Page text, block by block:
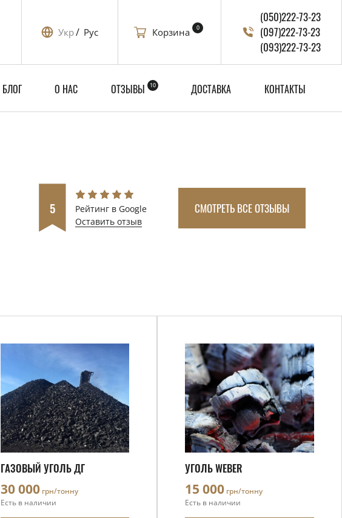
Укр Рус Корзина 0
(050)222-73-23
(097)222-73-23
(093)222-73-23
БЛОГ О НАС ОТЗЫВЫ 10 ДОСТАВКА КОНТАКТЫ
5
Рейтинг в Google
Оставить отзыв
СМОТРЕТЬ ВСЕ ОТЗЫВЫ
ГАЗОВЫЙ УГОЛЬ ДГ
30 000 грн/тонну
Есть в наличии
УГОЛЬ WEBER
15 000 грн/тонну
Есть в наличии